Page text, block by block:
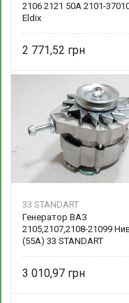
2106 2121 50А 2101-
Eldix
2 771,52
33 STANDART
Генератор ВАЗ
2105,2107,2108-21099
(55А) 33 STANDART
3 010,97